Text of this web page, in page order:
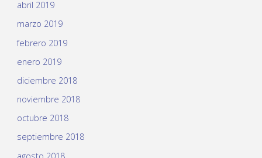
abril 2019
marzo 2019
febrero 2019
enero 2019
diciembre 2018
noviembre 2018
octubre 2018
septiembre 2018
agosto 2018